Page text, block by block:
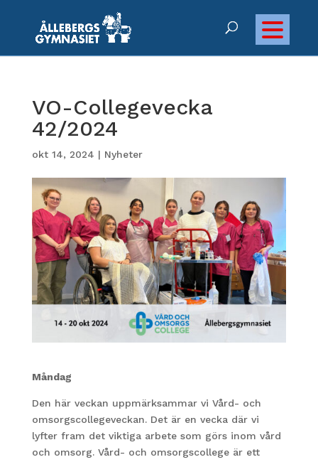
VO-Collegevecka
42/2024
okt 14, 2024 | Nyheter
Måndag
Den här veckan uppmärksammar vi Vård- och
omsorgscollegeveckan. Det är en vecka där vi
lyfter fram det viktiga arbete som görs inom vård
och omsorg. Vård- och omsorgscollege är ett